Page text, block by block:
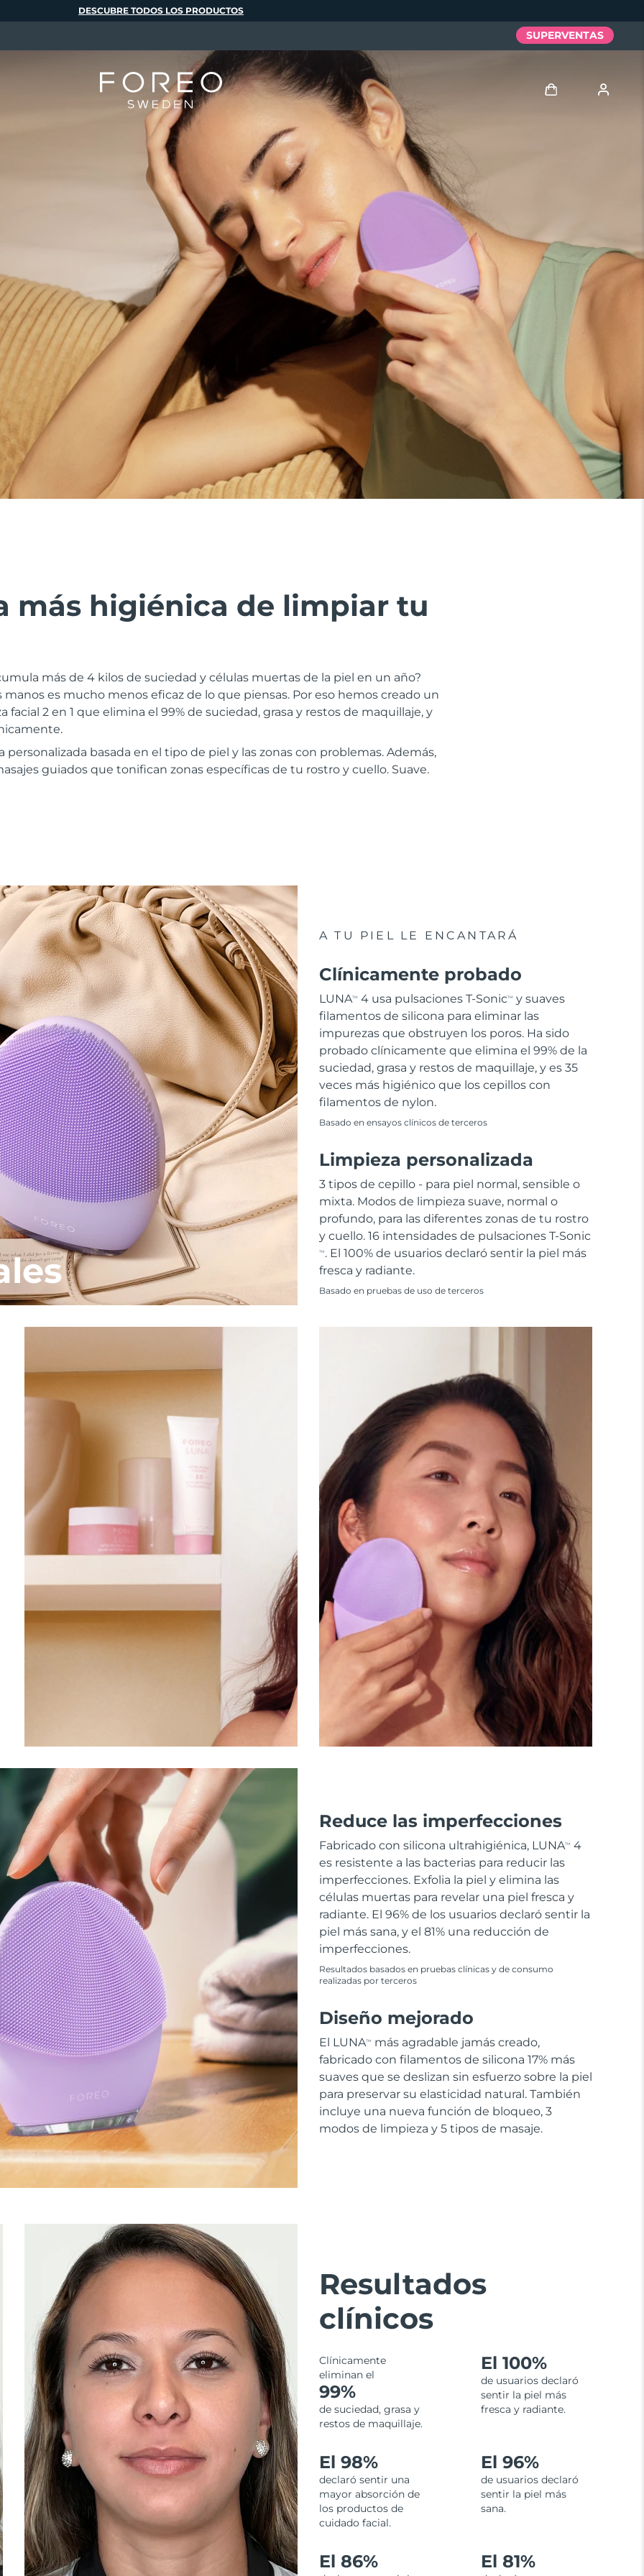
más higiénica de limpiar tu
más de 4 kilos de suciedad y células muertas de la piel en un año?
es mucho menos eficaz de lo que piensas. Por eso hemos creado un
facial 2 en 1 que elimina el 99% de suciedad, grasa y restos de maquillaje, y
personalizada basada en el tipo de piel y las zonas con problemas. Además,
guiados que tonifican zonas específicas de tu rostro y cuello. Suave.
A TU PIEL LE ENCANTARÁ
Clínicamente probado
LUNATM 4 usa pulsaciones T-SonicTM
y suaves
filamentos de silicona para eliminar las
impurezas que obstruyen los poros. Ha sido
probado clínicamente que elimina el 99% de la
suciedad, grasa y restos de maquillaje, y es 35
veces más higiénico que los cepillos con
filamentos de nylon.
Basado en ensayos clínicos de terceros
Limpieza personalizada
3 tipos de cepillo - para piel normal, sensible o
mixta. Modos de limpieza suave, normal o
profundo, para las diferentes zonas de tu rostro
y cuello. 16 intensidades de pulsaciones T-Sonic
TM . El 100% de usuarios declaró sentir la piel más
fresca y radiante.
Basado en pruebas de uso de terceros
Reduce las imperfecciones
Fabricado con silicona ultrahigiénica, LUNATM
4
es resistente a las bacterias para reducir las
imperfecciones. Exfolia la piel y elimina las
células muertas para revelar una piel fresca y
radiante. El 96% de los usuarios declaró sentir la
piel más sana, y el 81% una reducción de
imperfecciones.
Resultados basados en pruebas clínicas y de consumo
realizadas por terceros
Diseño mejorado
El LUNATM
más agradable jamás creado,
fabricado con filamentos de silicona 17% más
suaves que se deslizan sin esfuerzo sobre la piel
para preservar su elasticidad natural. También
incluye una nueva función de bloqueo, 3
modos de limpieza y 5 tipos de masaje.
Resultados
clínicos
Clínicamente
eliminan el
99%
de suciedad, grasa y
restos de maquillaje.
El 100%
de usuarios declaró
sentir la piel más
fresca y radiante.
El 98%
declaró sentir una
mayor absorción de
los productos de
cuidado facial.
El 96%
de usuarios declaró
sentir la piel más
sana.
El 86% El 81%
DESCUBRE TODOS LOS PRODUCTOS
SUPERVENTAS
Mis pedidos
Mis direcciones
Mis suscripciones